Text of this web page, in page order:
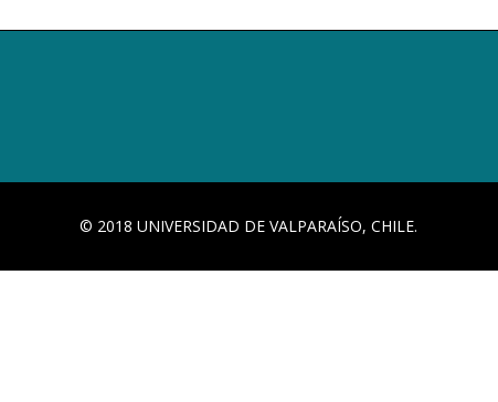
© 2018 UNIVERSIDAD DE VALPARAÍSO, CHILE.